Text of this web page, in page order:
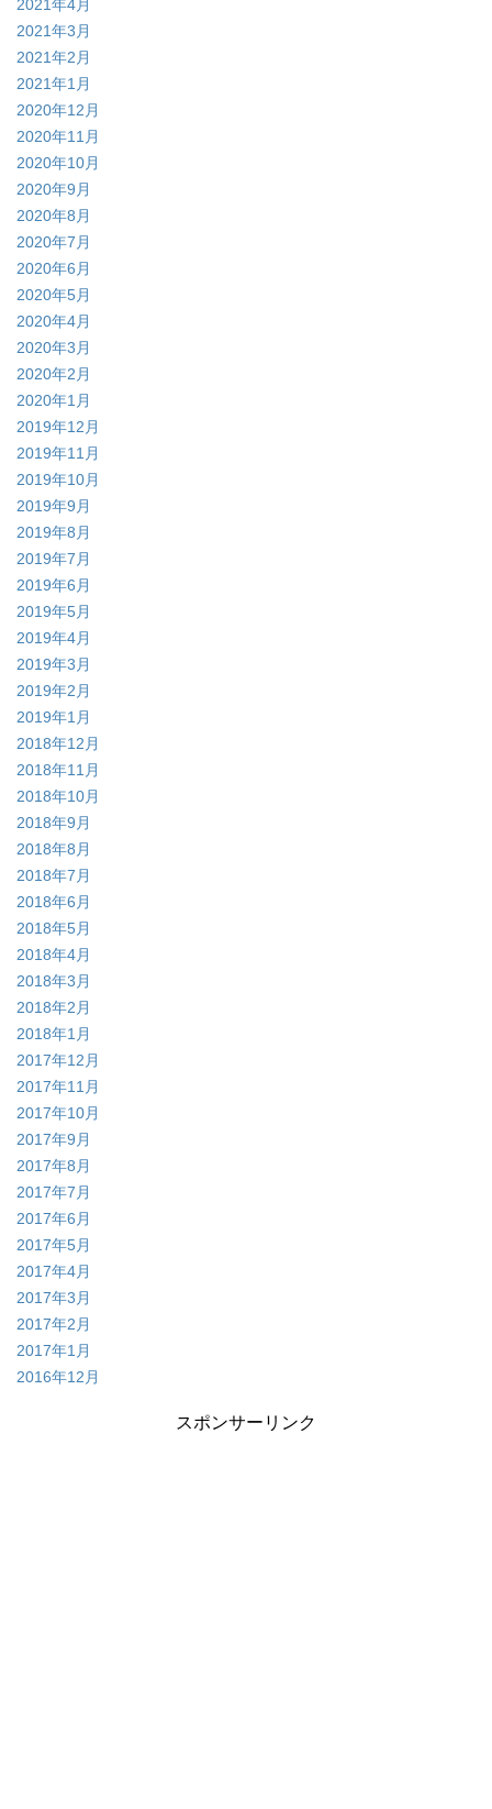
2021年4月
2021年3月
2021年2月
2021年1月
2020年12月
2020年11月
2020年10月
2020年9月
2020年8月
2020年7月
2020年6月
2020年5月
2020年4月
2020年3月
2020年2月
2020年1月
2019年12月
2019年11月
2019年10月
2019年9月
2019年8月
2019年7月
2019年6月
2019年5月
2019年4月
2019年3月
2019年2月
2019年1月
2018年12月
2018年11月
2018年10月
2018年9月
2018年8月
2018年7月
2018年6月
2018年5月
2018年4月
2018年3月
2018年2月
2018年1月
2017年12月
2017年11月
2017年10月
2017年9月
2017年8月
2017年7月
2017年6月
2017年5月
2017年4月
2017年3月
2017年2月
2017年1月
2016年12月
スポンサーリンク